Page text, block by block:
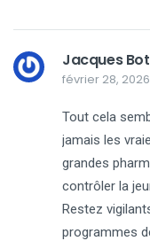
Jacques
février 28,
Tout cela
jamais les
grandes
contrôler la
Restez
programmes